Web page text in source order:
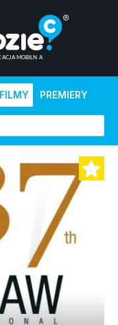
FILMY PREMIERY